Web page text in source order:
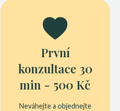
První
konzultace 30
min - 500 Kč
Neváhejte a objednejte